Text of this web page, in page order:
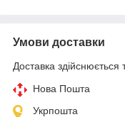
Умови доставки
Доставка здійснюється
Нова Пошта
Укрпошта